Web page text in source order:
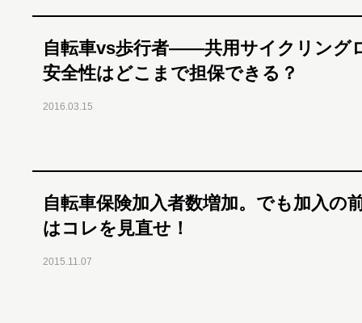
自転車vs歩行者――共用サイクリング
安全性はどこまで担保できる？
2016.03.15
自転車保険加入者数増加。でも加入の
はコレを見直せ！
2015.11.07